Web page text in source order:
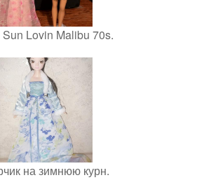
Lovin Malibu 70s.
на зимнюю курн.